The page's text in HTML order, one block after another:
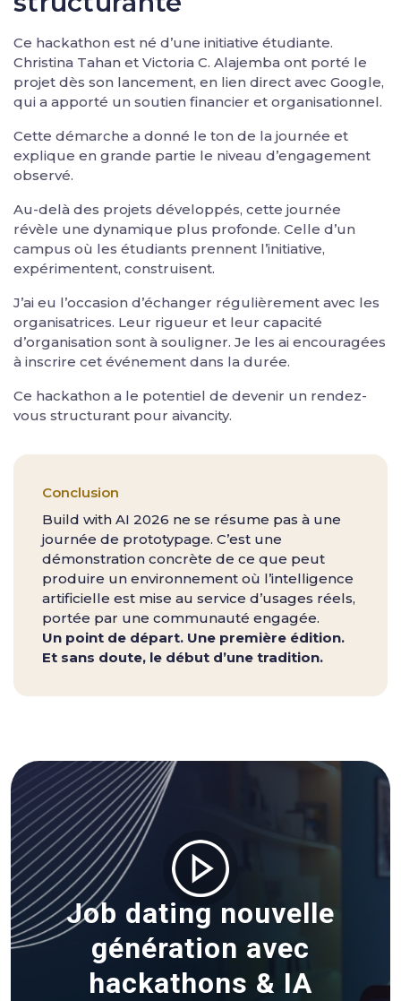
Ce hackathon est né d’une initiative étudiante.
Christina Tahan et Victoria C. Alajemba ont porté le
projet dès son lancement, en lien direct avec Google,
qui a apporté un soutien financier et organisationnel.
Cette démarche a donné le ton de la journée et
explique en grande partie le niveau d’engagement
observé.
Au-delà des projets développés, cette journée
révèle une dynamique plus profonde. Celle d’un
campus où les étudiants prennent l’initiative,
expérimentent, construisent.
J’ai eu l’occasion d’échanger régulièrement avec les
organisatrices. Leur rigueur et leur capacité
d’organisation sont à souligner. Je les ai encouragées
à inscrire cet événement dans la durée.
Ce hackathon a le potentiel de devenir un rendez-
vous structurant pour aivancity.
Conclusion
Build with AI 2026 ne se résume pas à une
journée de prototypage. C’est une
démonstration concrète de ce que peut
produire un environnement où l’intelligence
artificielle est mise au service d’usages réels,
portée par une communauté engagée.
Un point de départ. Une première édition.
Et sans doute, le début d’une tradition.
Job dating nouvelle
génération avec
hackathons & IA